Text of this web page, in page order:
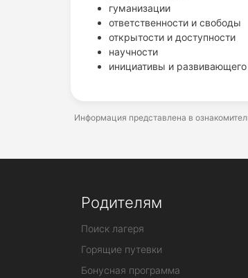
гуманизации
ответственности и свободы
открытости и доступности
научности
инициативы и
Информация представлена в
Родителям
Поиск лагеря
Горящие путевки
Бонусная программа